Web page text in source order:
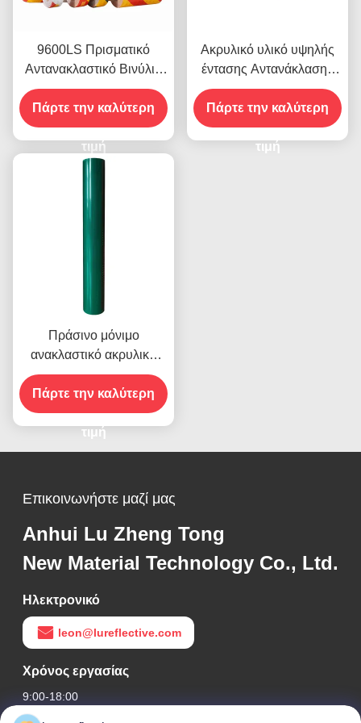
9600LS Πρισματικό
Αντανακλαστικό Βινύλιο
Ρολ Φιλμ υψηλής
έντασης
Πάρτε την καλύτερη
τιμή
Ακρυλικό υλικό υψηλής
έντασης Αντανάκλασης
9300 για αυτοκόλλητα
οχημάτων
Πάρτε την καλύτερη
τιμή
Πράσινο μόνιμο
ανακλαστικό ακρυλικό
φύλλο βινύλιο για την
οδική ασφάλεια
Πάρτε την καλύτερη
τιμή
Επικοινωνήστε μαζί μας
Anhui Lu Zheng Tong
New Material Technology Co., Ltd.
Ηλεκτρονικό
leon@lureflective.com
Χρόνος εργασίας
9:00-18:00